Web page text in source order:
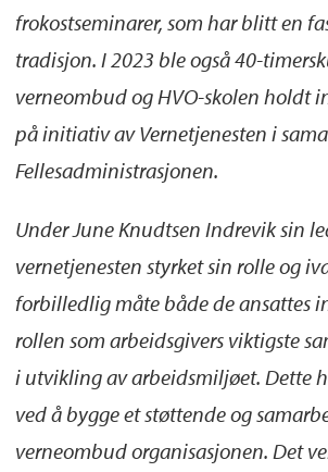
frokostseminarer, som har blitt en
tradisjon. I 2023 ble også 40-
verneombud og HVO-skolen holdt
på initiativ av Vernetjenesten i
Fellesadministrasjonen.
Under June Knudtsen Indrevik sin
vernetjenesten styrket sin rolle og
forbilledlig måte både de ansattes
rollen som arbeidsgivers viktigste
i utvikling av arbeidsmiljøet. Dette
ved å bygge et støttende og
verneombud organisasjonen. Det